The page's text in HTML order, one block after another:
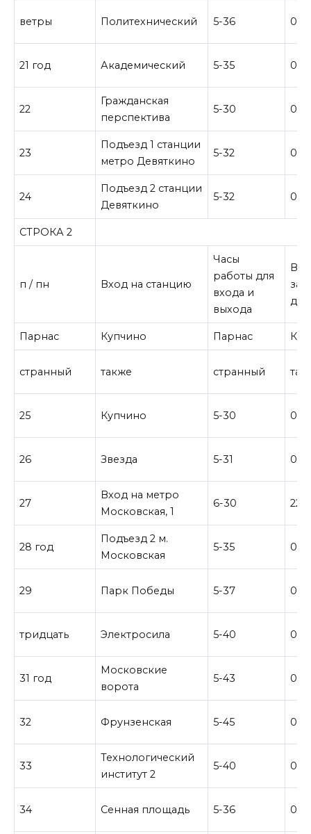
ветры Политехнический 5-36
21 год Академический 5-35 0-
22
Гражданская
перспектива
5-30 0-
23
Подъезд 1 станции
метро Девяткино
5-32 0-
24
Подъезд 2 станции
Девяткино
5-32 0-
СТРОКА 2
п / пн Вход на станцию
Часы
работы для
входа и
выхода
Парнас Купчино Парнас
странный также странный
25 Купчино 5-30 0-
26 Звезда 5-31 0-
27
Вход на метро
Московская, 1
6-30 22-
28 год
Подъезд 2 м.
Московская
5-35 0-
29 Парк Победы 5-37
тридцать Электросила 5-40 0-
31 год
Московские
ворота
5-43 0-
32 Фрунзенская 5-45 0-
33
Технологический
институт 2
5-40
34 Сенная площадь 5-36